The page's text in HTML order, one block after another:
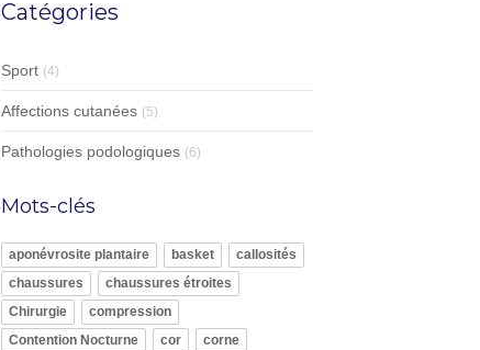
Catégories
Sport (4)
Affections cutanées (5)
Pathologies podologiques (6)
Mots-clés
aponévrosite plantaire basket
callosités
chaussures
chaussures étroites
Chirurgie
compression
Contention Nocturne
cor
corne